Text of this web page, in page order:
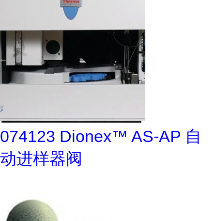
074123 Dionex™ AS-AP 自
动进样器阀